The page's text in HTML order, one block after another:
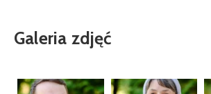
Galeria zdjęć